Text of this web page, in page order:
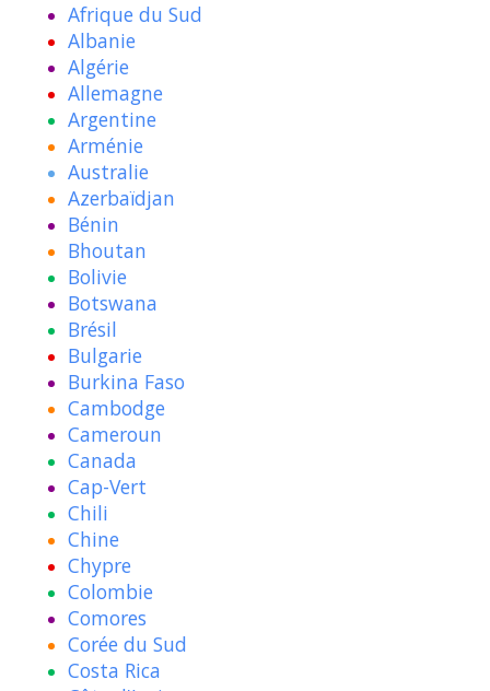
Afrique du Sud
Albanie
Algérie
Allemagne
Argentine
Arménie
Australie
Azerbaïdjan
Bénin
Bhoutan
Bolivie
Botswana
Brésil
Bulgarie
Burkina Faso
Cambodge
Cameroun
Canada
Cap-Vert
Chili
Chine
Chypre
Colombie
Comores
Corée du Sud
Costa Rica